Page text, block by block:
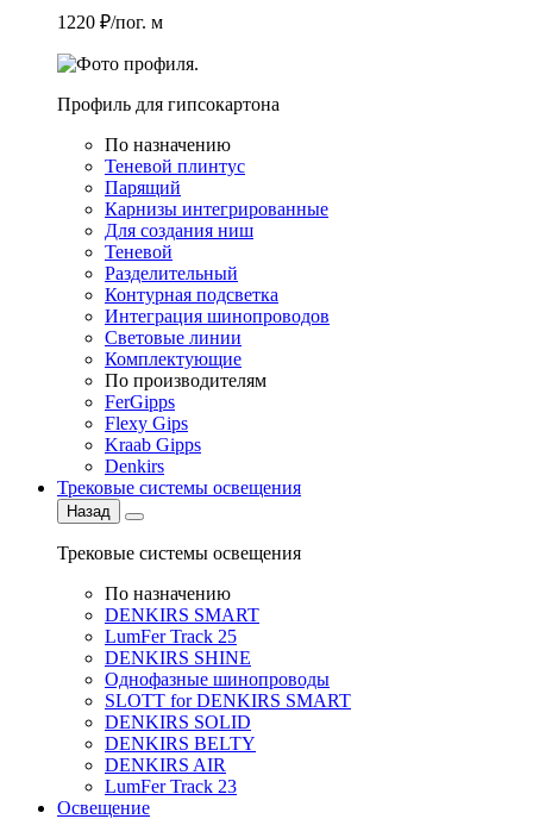
1220 ₽/пог. м
Профиль для гипсокартона
По назначению
Теневой плинтус
Парящий
Карнизы интегрированные
Для создания ниш
Теневой
Разделительный
Контурная подсветка
Интеграция шинопроводов
Световые линии
Комплектующие
По производителям
FerGipps
Flexy Gips
Kraab Gipps
Denkirs
Трековые системы освещения
Назад
Трековые системы освещения
По назначению
DENKIRS SMART
LumFer Track 25
DENKIRS SHINE
Однофазные шинопроводы
SLOTT for DENKIRS SMART
DENKIRS SOLID
DENKIRS BELTY
DENKIRS AIR
LumFer Track 23
Освещение